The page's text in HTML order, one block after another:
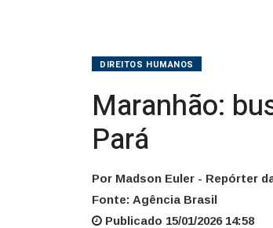
DIREITOS HUMANOS
Maranhão:
Pará
Por Madson Euler - Repórter
Fonte: Agência Brasil
Publicado 15/01/2026 14:58